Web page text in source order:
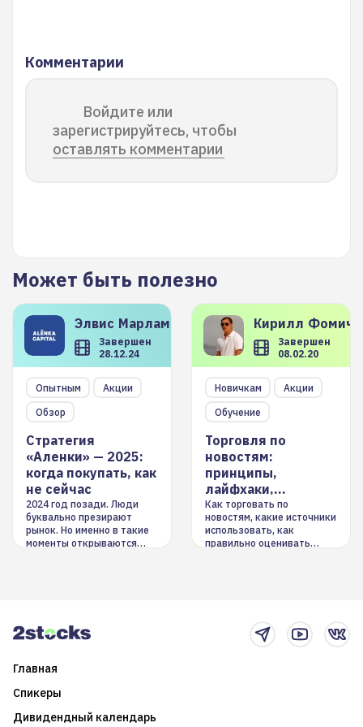
Комментарии
Войдите или
зарегистрируйтесь, чтобы
оставлять комментарии
Может быть полезно
Элвис Марламов
Завершен
28.12.24
Опытным
Акции
Обзор
Стратегия
«Аленки» — 2025:
когда покупать, как
не сейчас
2024 год позади. Люди
буквально презирают
рынок. Но именно в такие
моменты открываются
Кирилл
Завершен
08.02.20
Новичкам
Акции
Обучение
Торговля по
новостям:
принципы,
лайфхаки,
инструменты
Как торговать по
новостям, какие источники
использовать, как
правильно оценивать
Главная
Спикеры
Дивидендный календарь